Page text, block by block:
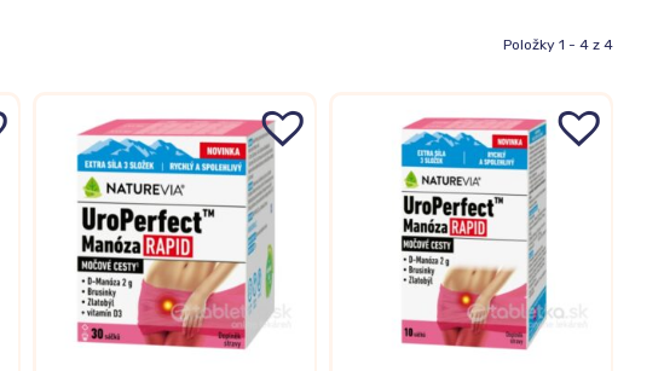
Položky 1 - 4 z 4